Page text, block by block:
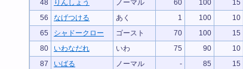
48
りんしょう ノーマル 60 100 15
56
なげつける あく 1 100 10
65
シャドークロー ゴースト 70 100 15
80
いわなだれ いわ 75 90 10
87
いばる ノーマル - 85 15